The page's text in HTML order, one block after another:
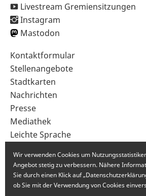
Livestream Gremiensitzungen
Instagram
Mastodon
Sekundärnavigation
im
Fußbereich
Kontaktformular
Stellenangebote
Stadtkarten
Nachrichten
Presse
Mediathek
Leichte Sprache
Wir verwenden Cookies um
Angebot stetig zu verbessern. Nähere
Sie durch einen Klick auf
ob Sie mit der Verwendung von Cookies